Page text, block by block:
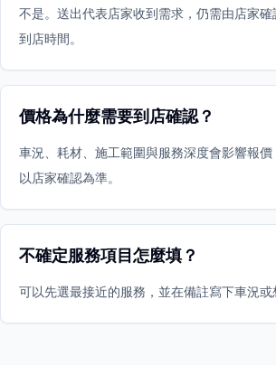
不是。送出代表店家收到需求，仍需由店家
到店時間。
價格為什麼需要到店確認？
車況、耗材、施工範圍與服務深度會影響報
以店家確認為準。
不確定服務項目怎麼填？
可以先選最接近的服務，並在備註寫下車況或